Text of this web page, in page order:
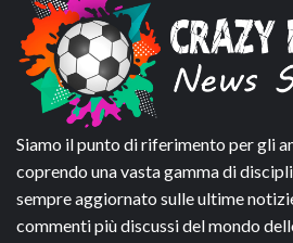
Siamo il punto di riferimento per gli
coprendo una vasta gamma di
sempre aggiornato sulle ultime
commenti più discussi del mondo